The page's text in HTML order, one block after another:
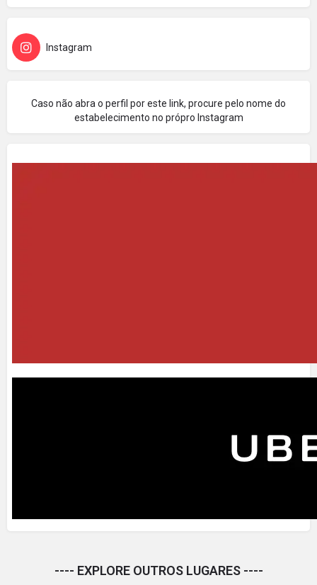
Instagram
Caso não abra o perfil por este link, procure pelo nome do
estabelecimento no própro Instagram
---- EXPLORE OUTROS LUGARES ----